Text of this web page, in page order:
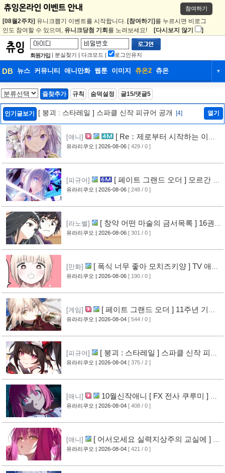
참여하기
[08월2주차] 유니크뽑기 이벤트를 시작합니다. [참여하기] 를 누르시면 비로그
인도 참여할 수 있으며, 유니크당첨 기회 를 노려보세요! [다시보지 않기 ]
회원가입 | 분실찾기 | 다크모드 | 로그인유지
DB 뉴스 커뮤니티 애니만화 웹툰 이미지 츄온2 츄온 ▼
DB 뉴스 커뮤니티
웹툰 이미지 츄온2
즐찾추가 규칙 숨덕설정 글15/댓글5
인기글보기 [ 붕괴 : 스타레일 ] 스파클 신작 피규어 공개 [4] 열기
[애니]
[ Re：제로부터 시작하는 이세
계 생활 ] 4기 탈환편 PV 영상 공개
유라리쿠오 | 2026-08-06 [ 429 / 0 ]
[피규어]
[ 페이트 그랜드 오더 ] 모르간 르
페이 신작 피규어 공개
[4]
유라리쿠오 | 2026-08-06 [ 248 / 0 ]
[라노벨]
[ 창약 어떤 마술의 금서목록 ] 16권
표지 공개
[7]
유라리쿠오 | 2026-08-06 [ 301 / 0 ]
[만화]
[ 폭식 너무 좋아 모치즈키양 ] TV 애니
메이션화 결정 [6]
유라리쿠오 | 2026-08-06 [ 190 / 0 ]
[게임]
[ 페이트 그랜드 오더 ] 11주년 기념
영상 공개
[7]
유라리쿠오 | 2026-08-04 [ 544 / 0 ]
[피규어]
[ 붕괴 : 스타레일 ] 스파클 신작 피규
어 공개
[4]
유라리쿠오 | 2026-08-04 [ 375 / 2 ]
[애니]
10월신작애니 [ FX 전사 쿠루미 ] PV
영상 공개
[5]
유라리쿠오 | 2026-08-04 [ 408 / 0 ]
[애니]
[ 어서오세요 실력지상주의 교실에 ] 블
루레이 VOL.2 표지 공개 [6]
유라리쿠오 | 2026-08-04 [ 421 / 0 ]